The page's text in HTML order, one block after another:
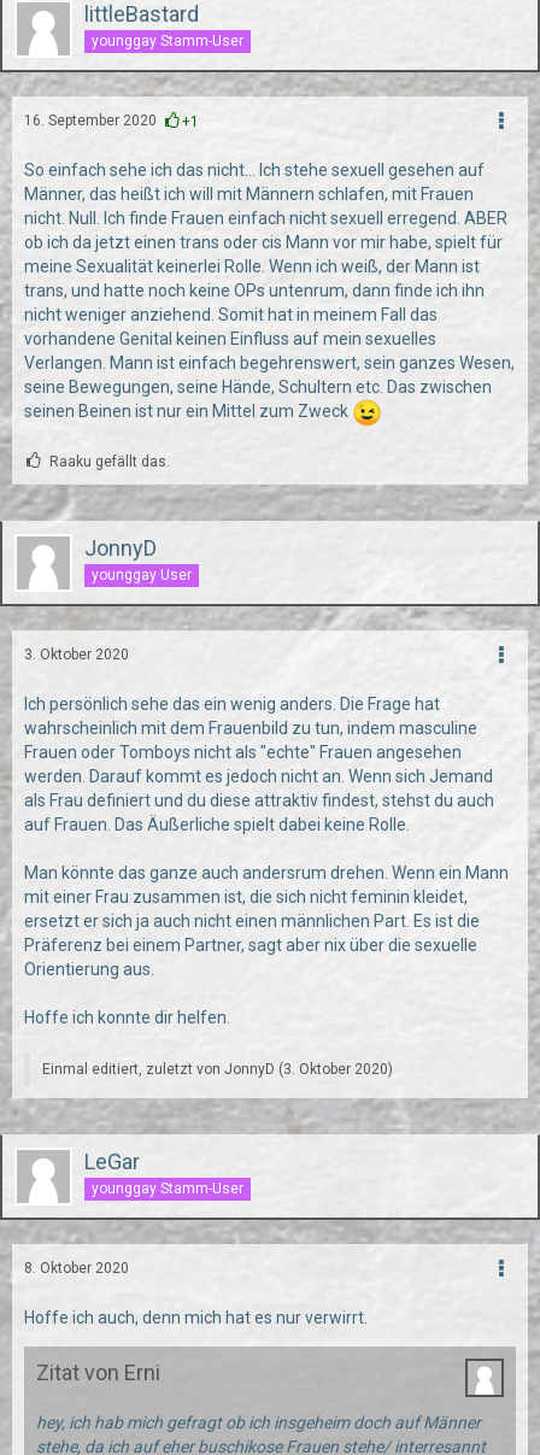
littleBastard
younggay Stamm-User
16. September 2020 +1
So einfach sehe ich das nicht... Ich stehe sexuell gesehen auf
Männer, das heißt ich will mit Männern schlafen, mit Frauen
nicht. Null. Ich finde Frauen einfach nicht sexuell erregend. ABER
ob ich da jetzt einen trans oder cis Mann vor mir habe, spielt für
meine Sexualität keinerlei Rolle. Wenn ich weiß, der Mann ist
trans, und hatte noch keine OPs untenrum, dann finde ich ihn
nicht weniger anziehend. Somit hat in meinem Fall das
vorhandene Genital keinen Einfluss auf mein sexuelles
Verlangen. Mann ist einfach begehrenswert, sein ganzes Wesen,
seine Bewegungen, seine Hände, Schultern etc. Das zwischen
seinen Beinen ist nur ein Mittel zum Zweck
Raaku gefällt das.
JonnyD
younggay User
3. Oktober 2020
Ich persönlich sehe das ein wenig anders. Die Frage hat
wahrscheinlich mit dem Frauenbild zu tun, indem masculine
Frauen oder Tomboys nicht als "echte" Frauen angesehen
werden. Darauf kommt es jedoch nicht an. Wenn sich Jemand
als Frau definiert und du diese attraktiv findest, stehst du auch
auf Frauen. Das Äußerliche spielt dabei keine Rolle.
Man könnte das ganze auch andersrum drehen. Wenn ein Mann
mit einer Frau zusammen ist, die sich nicht feminin kleidet,
ersetzt er sich ja auch nicht einen männlichen Part. Es ist die
Präferenz bei einem Partner, sagt aber nix über die sexuelle
Orientierung aus.
Hoffe ich konnte dir helfen.
Einmal editiert, zuletzt von JonnyD (3. Oktober 2020)
LeGar
younggay Stamm-User
8. Oktober 2020
Hoffe ich auch, denn mich hat es nur verwirrt.
Zitat von Erni
hey, ich hab mich gefragt ob ich insgeheim doch auf Männer
stehe, da ich auf eher buschikose Frauen stehe/ interresannt